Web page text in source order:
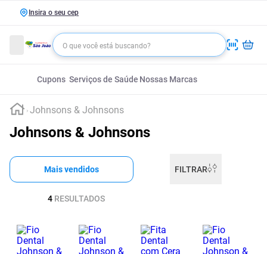
Insira o seu cep
Cupons Serviços de Saúde Nossas Marcas
Johnsons & Johnsons
Johnsons & Johnsons
Mais vendidos FILTRAR
4 RESULTADOS